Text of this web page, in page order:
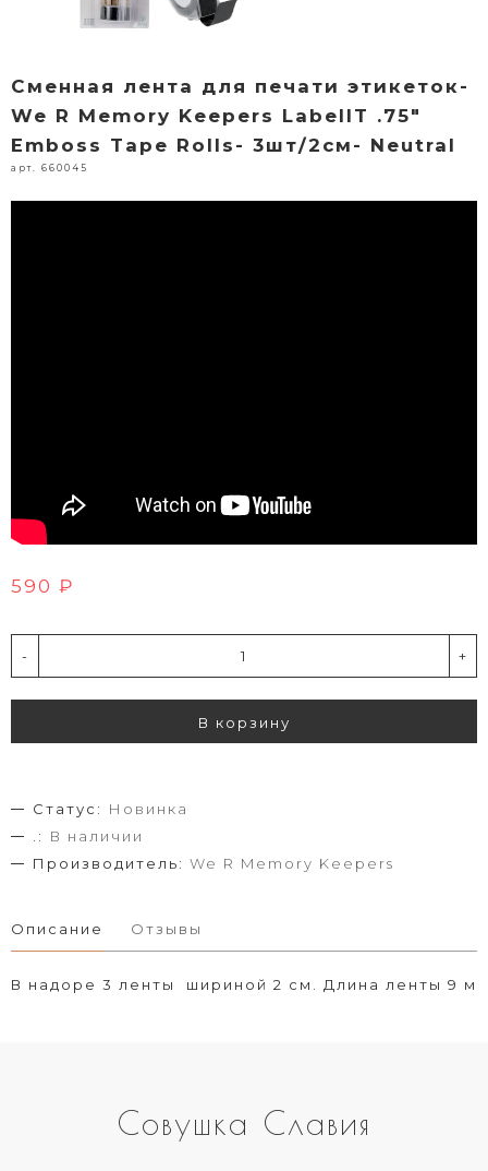
Сменная лента для печати этикеток-
We R Memory Keepers LabelIT .75"
Emboss Tape Rolls- 3шт/2см- Neutral
арт. 660045
590 ₽
- +
В корзину
Статус:
Новинка
.:
В наличии
Производитель: We R Memory Keepers
Описание Отзывы
В надоре 3 ленты шириной 2 см. Длина ленты 9 м
Совушка Славия